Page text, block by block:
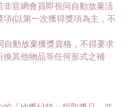
官網會員即視同自動放棄活
(以第一次獲得獎項為主，不
自動放棄獲獎資格，不得要求
其他物品等任何形式之補